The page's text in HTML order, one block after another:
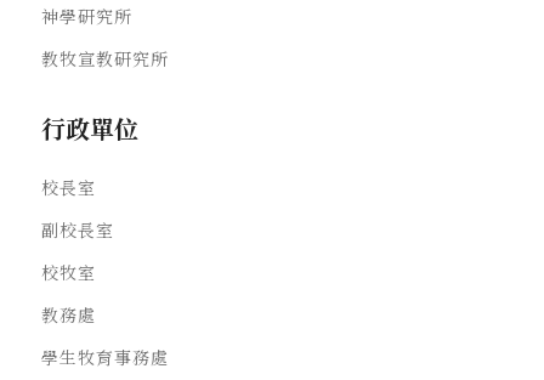
神學研究所
教牧宣教研究所
行政單位
校長室
副校長室
校牧室
教務處
學生牧育事務處